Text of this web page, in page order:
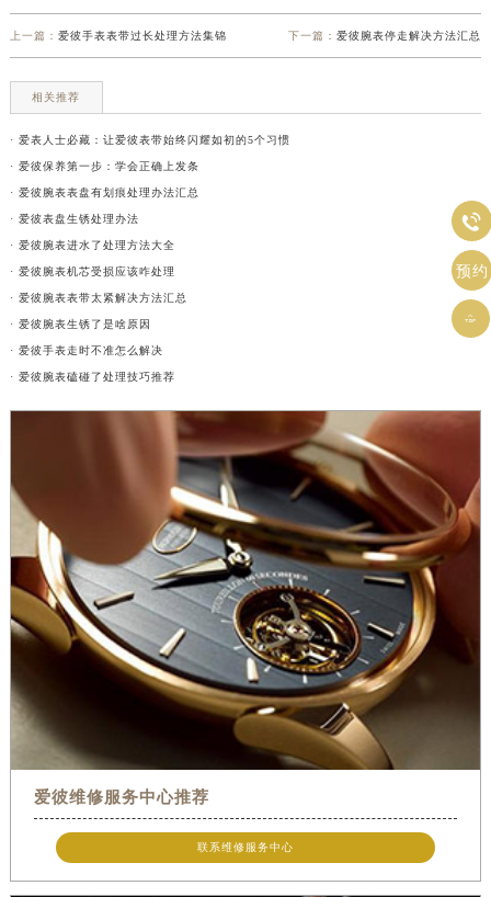
上一篇： 爱彼手表表带过长处理方法集锦 下一篇：爱彼腕表停走解决方法汇总
相关推荐
· 爱表人士必藏：让爱彼表带始终闪耀如初的5个习惯
· 爱彼保养第一步：学会正确上发条
· 爱彼腕表表盘有划痕处理办法汇总
· 爱彼表盘生锈处理办法
· 爱彼腕表进水了处理方法大全
· 爱彼腕表机芯受损应该咋处理
· 爱彼腕表表带太紧解决方法汇总
· 爱彼腕表生锈了是啥原因
· 爱彼手表走时不准怎么解决
· 爱彼腕表磕碰了处理技巧推荐
爱彼维修服务中心推荐
联系维修服务中心

预约
